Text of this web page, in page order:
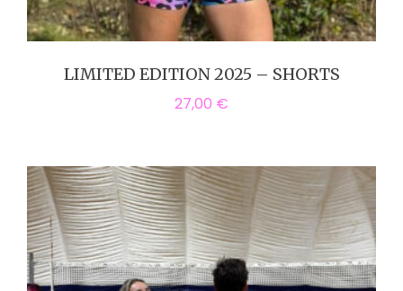
LIMITED EDITION 2025 – SHORTS
27,00 €